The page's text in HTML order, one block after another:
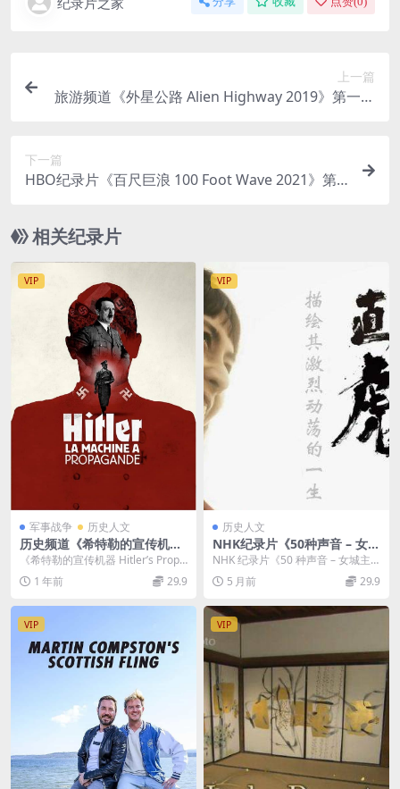
上一篇
旅游频道《外星公路 Alien Highway 2019》第一季
下一篇
HBO纪录片《百尺巨浪 100 Foot Wave 2021》第
20.6G 冲浪纪录片
相关纪录片
VIP
军事战争 历史人文
历史频道《希特勒的宣传机器
Hitler’s Propaganda Machi
ne 2018》第一季全3集 英语
无字 1080P/MKV/6.4G 二战
《希特勒的宣传机器 Hitler’s Propa
ganda Mach...
1 年前 29.9
VIP
历史人文
NHK纪录片《50种声音 – 女城
主直虎的好胜心》日语中字 72
0P/MKV/678M 日本女城主直
虎纪录片
NHK 纪录片《50 种声音 – 女城主
直虎的好胜心》 【资源信息】...
5 月前 29.9
VIP VIP